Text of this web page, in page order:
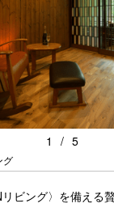
グ
1 / 5
ビング〉を備える